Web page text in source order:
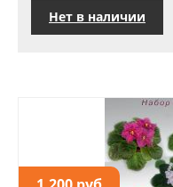
Нет в наличии